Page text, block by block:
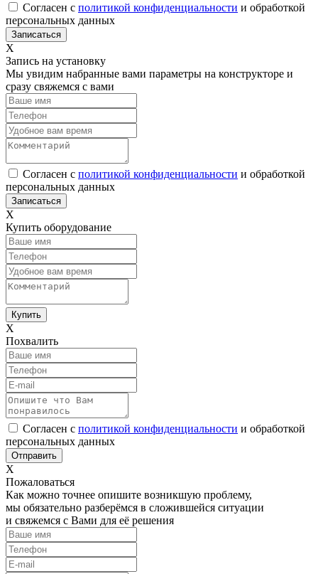
Согласен с политикой конфиденциальности и обработкой
персональных данных
Х
Запись на установку
Мы увидим набранные вами параметры на конструкторе и
сразу свяжемся с вами
Согласен с политикой конфиденциальности и обработкой
персональных данных
Х
Купить оборудование
Х
Похвалить
Согласен с политикой конфиденциальности и обработкой
персональных данных
Х
Пожаловаться
Как можно точнее опишите возникшую проблему,
мы обязательно разберёмся в сложившейся ситуации
и свяжемся с Вами для её решения